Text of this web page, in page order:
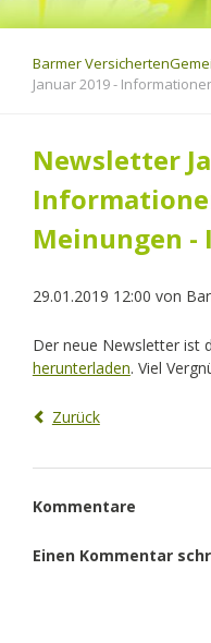
Barmer
Januar 2019 -
Newsletter
Meinungen -
29.01.2019 12:00 von
Der neue Newsletter ist
herunterladen. Viel
Zurück
Kommentare
Einen Kommentar